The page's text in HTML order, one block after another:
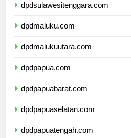
dpdsulawesitenggara.com
dpdmaluku.com
dpdmalukuutara.com
dpdpapua.com
dpdpapuabarat.com
dpdpapuaselatan.com
dpdpapuatengah.com